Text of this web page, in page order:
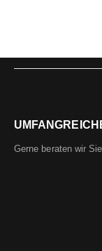
Gerne beraten wir